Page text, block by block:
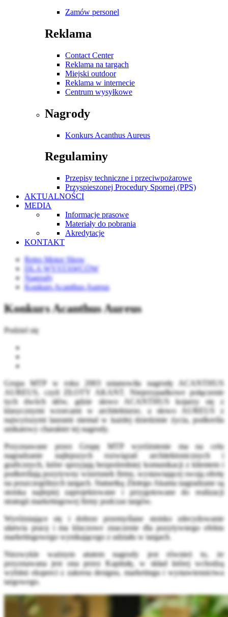
Zamów personel
Reklama
Contact Center
Reklama na targach
Miejski outdoor
Reklama w internecie
Centrum wysyłkowe
Nagrody
Konkurs Acanthus Aureus
Regulaminy
Przepisy techniczne i przeciwpożarowe
Przyspieszonej Procedury Spornej (PPS)
AKTUALNOŚCI
MEDIA
Informacje prasowe
Materiały do pobrania
Akredytacje
KONTAKT
Retro Motor Show
DLA WYSTAWCÓW
Nagrody
Konkurs Acanthus Aureus
Konkurs Acanthus Aureus
Podziel się
Grupa MTP w roku 2003 ustanowiła nagrodę ACANTHUS
AUREUS, czyli ZŁOTY AKANT. Nieprzypadkowe połączenie
tych dwóch słów, gdzie słowo ACANTHUS kojarzy się z
klasycznymi wzorcami w architekturze, a słowo AUREUS z
najwyższymi laurami niemal w każdej dziedzinie życia, podkreśla
unikatowy charakter tej nagrody.
Przyznawane przez Grupę MTP wyróżnienie ma na celu
nagradzanie najlepszych rozwiązań architektonicznych i
graficznych, które sprzyjają bezpośredniej komunikacji z klientem i
podkreślają pozytywny wizerunek firmy, wystawiającej swoją ofertę
na poszczególnych targach. Statuetką Złotego Akanta nagradzane są
stoiska najlepiej zaprojektowane i przygotowane do realizacji
strategii marketingowej firmy podczas targów.
Wyróżniające się i dobrze przemyślane stoisko zdecydowanie
ułatwia pracę i ma kluczowe znaczenie dla pozytywnego efektu
marketingowego wynikającego z udziału w targach.
Niezwykle ważnym atutem nagrody jest również to, że
przyznawana jest ona przez Kapitułę, w skład której wchodzą
wybitni eksperci z zakresu designu, marketingu i wystawiennictwa
targowego.